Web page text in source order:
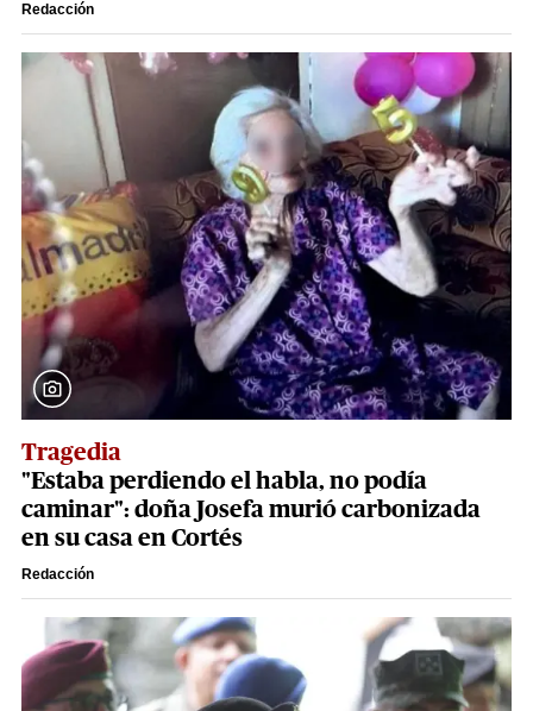
Redacción
Tragedia
"Estaba perdiendo el habla, no podía
caminar": doña Josefa murió carbonizada
en su casa en Cortés
Redacción